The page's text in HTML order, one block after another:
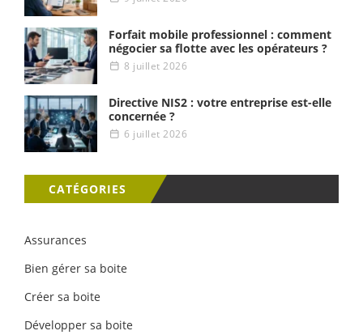
Forfait mobile professionnel : comment
négocier sa flotte avec les opérateurs ?
8 juillet 2026
Directive NIS2 : votre entreprise est-elle
concernée ?
6 juillet 2026
CATÉGORIES
Assurances
Bien gérer sa boite
Créer sa boite
Développer sa boite